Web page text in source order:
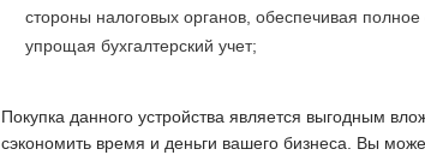
стороны налоговых органов, обеспечивая
упрощая бухгалтерский учет;
Покупка данного устройства является выгодным
сэкономить время и деньги вашего бизнеса. Вы